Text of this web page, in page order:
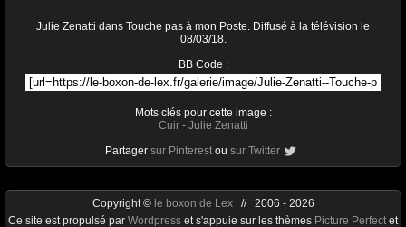
Julie Zenatti dans Touche pas à mon Poste. Diffusé à la télévision le
08/03/18.
BB Code :
Mots clés pour cette image :
Cuir- Julie Zenatti
Partager sur Pinterest ou sur Twitter
Copyright © le boxon de Lex// 2006 - 2026
Ce site est propulsé par Wordpress et s'appuie sur les thèmes Picture Perfect et